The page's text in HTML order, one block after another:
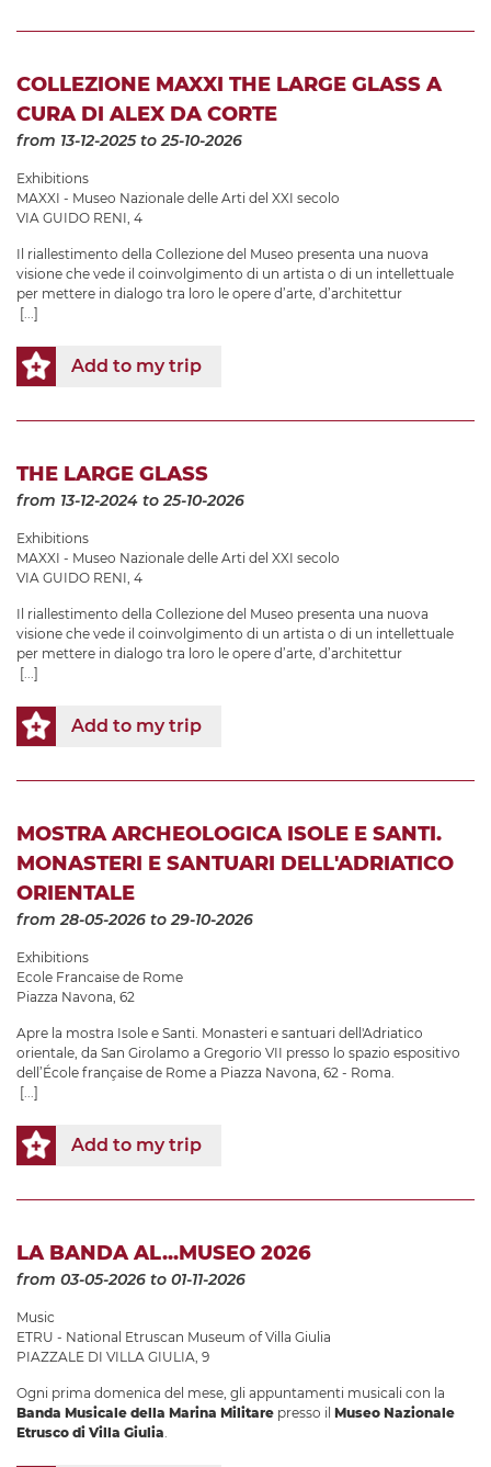
COLLEZIONE MAXXI THE LARGE GLASS A
CURA DI ALEX DA CORTE
from 13-12-2025to 25-10-2026
Exhibitions
MAXXI - Museo Nazionale delle Arti del XXI secolo
VIA GUIDO RENI, 4
Il riallestimento della Collezione del Museo presenta una nuova
visione che vede il coinvolgimento di un artista o di un intellettuale
per mettere in dialogo tra loro le opere d’arte, d’architettur
[...]
Add to my trip
THE LARGE GLASS
from 13-12-2024 to 25-10-2026
Exhibitions
MAXXI - Museo Nazionale delle Arti del XXI secolo
VIA GUIDO RENI, 4
Il riallestimento della Collezione del Museo presenta una nuova
visione che vede il coinvolgimento di un artista o di un intellettuale
per mettere in dialogo tra loro le opere d’arte, d’architettur
[...]
Add to my trip
MOSTRA ARCHEOLOGICA ISOLE E SANTI.
MONASTERI E SANTUARI DELL'ADRIATICO
ORIENTALE
from 28-05-2026 to 29-10-2026
Exhibitions
Ecole Francaise de Rome
Piazza Navona, 62
Apre la mostra Isole e Santi. Monasteri e santuari dell'Adriatico
orientale, da San Girolamo a Gregorio VII presso lo spazio espositivo
dell’École française de Rome a Piazza Navona, 62 - Roma.
[...]
Add to my trip
LA BANDA AL...MUSEO 2026
from 03-05-2026 to 01-11-2026
Music
ETRU - National Etruscan Museum of Villa Giulia
PIAZZALE DI VILLA GIULIA, 9
Ogni prima domenica del mese, gli appuntamenti musicali con la
Banda Musicale della Marina Militare presso il Museo Nazionale
Etrusco di Villa Giulia.